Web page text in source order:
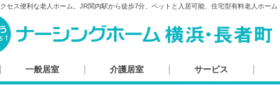
セス便利な老人ホーム。JR関内駅から徒歩7分、ペットと入居可能、住宅型有料老人ホーム
一般居室 介護居室 サービス